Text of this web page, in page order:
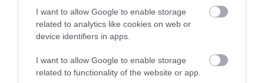
I want to allow Google to enable storage
related to analytics like cookies on web or
device identifiers in apps.
I want to allow Google to enable storage
related to functionality of the website or app.